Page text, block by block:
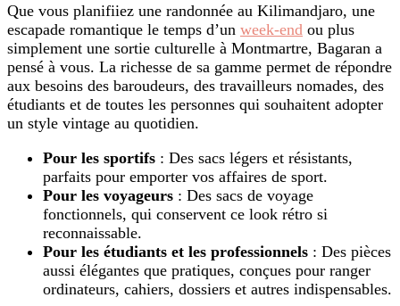
Que vous planifiiez une randonnée au Kilimandjaro, une
escapade romantique le temps d’un week-end ou plus
simplement une sortie culturelle à Montmartre, Bagaran a
pensé à vous. La richesse de sa gamme permet de répondre
aux besoins des baroudeurs, des travailleurs nomades, des
étudiants et de toutes les personnes qui souhaitent adopter
un style vintage au quotidien.
Pour les sportifs : Des sacs légers et résistants,
parfaits pour emporter vos affaires de sport.
Pour les voyageurs : Des sacs de voyage
fonctionnels, qui conservent ce look rétro si
reconnaissable.
Pour les étudiants et les professionnels : Des pièces
aussi élégantes que pratiques, conçues pour ranger
ordinateurs, cahiers, dossiers et autres indispensables.